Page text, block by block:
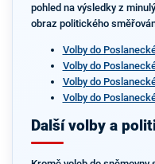
pohled na výsledky z
obraz politického
Volby do
Volby do
Volby do
Volby do
Další volby a